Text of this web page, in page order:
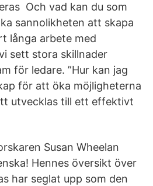
Och vad kan du som
sannolikheten att skapa
långa arbete med
sett stora skillnader
för ledare. ”Hur kan jag
för att öka möjligheterna
utvecklas till ett effektivt
Susan Wheelan
Hennes översikt över
har seglat upp som den